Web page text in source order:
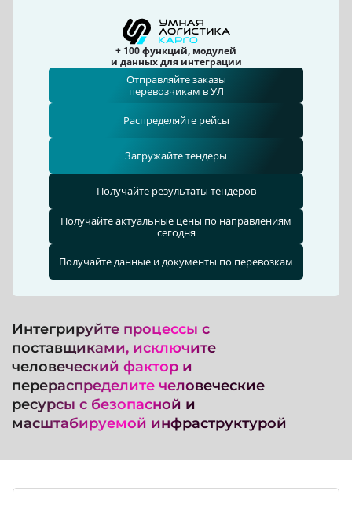
+ 100 функций, модулей
и данных для интеграции
Отправляйте заказы
перевозчикам в УЛ
Распределяйте рейсы
Загружайте тендеры
Получайте результаты тендеров
Получайте актуальные цены по направлениям
сегодня
Получайте данные и документы по перевозкам
Интегрируйте процессы с
поставщиками, исключите
человеческий фактор и
перераспределите человеческие
ресурсы с безопасной и
масштабируемой инфраструктурой